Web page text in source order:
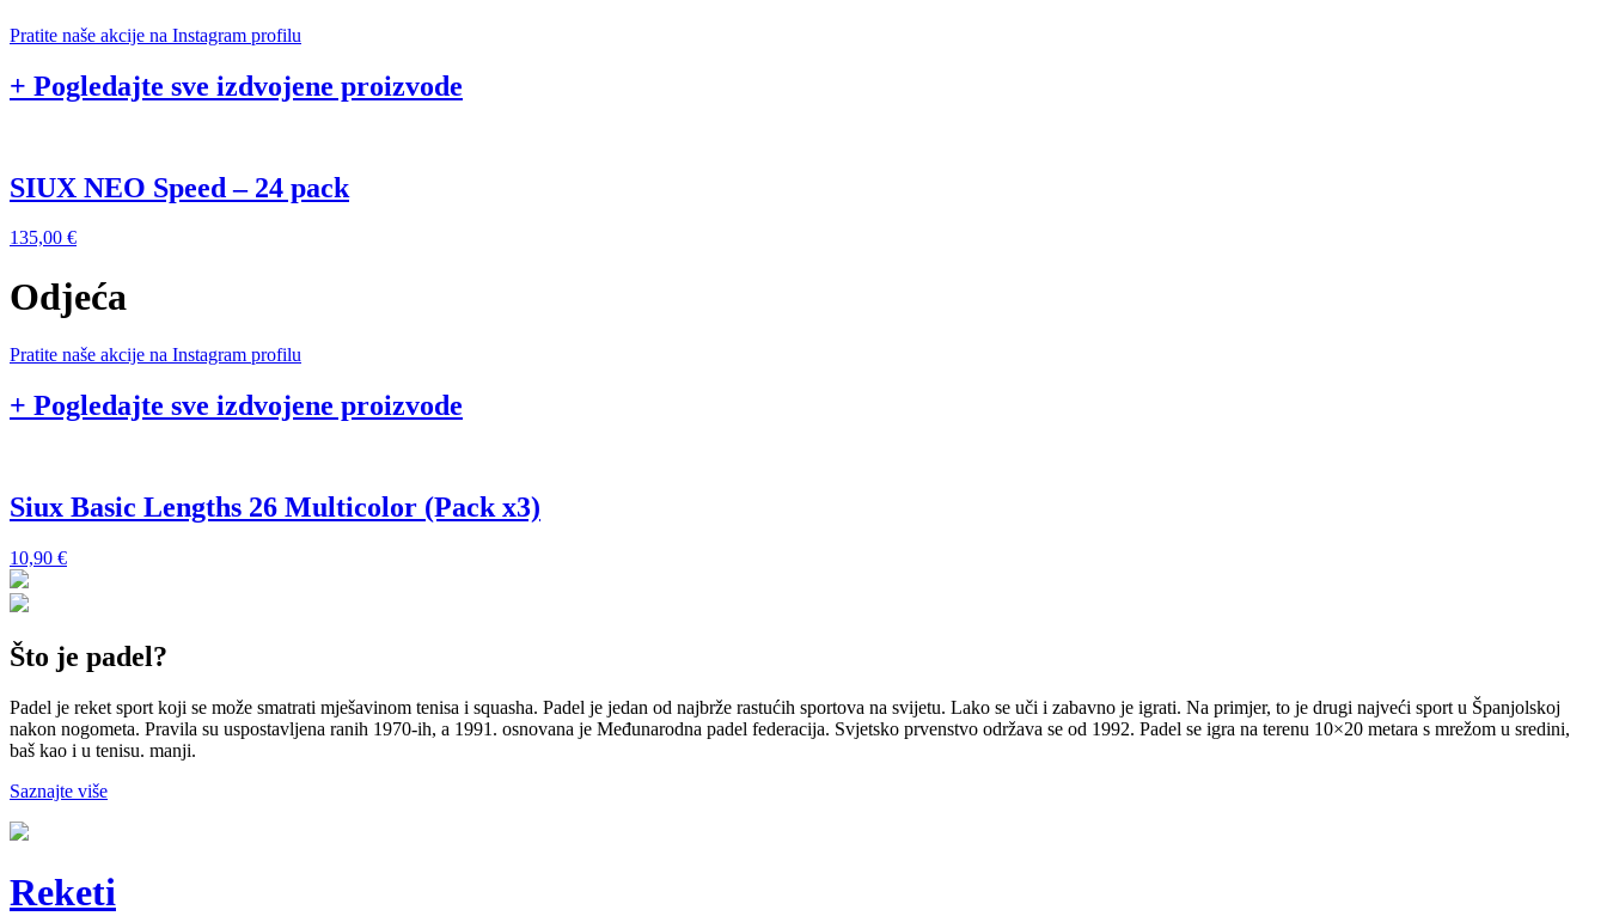
Pratite naše akcije na Instagram profilu
+ Pogledajte sve izdvojene proizvode
SIUX NEO Speed – 24 pack
135,00 €
Odjeća
Pratite naše akcije na Instagram profilu
+ Pogledajte sve izdvojene proizvode
Siux Basic Lengths 26 Multicolor (Pack x3)
10,90 €
Što je padel?
Padel je reket sport koji se može smatrati mješavinom tenisa i squasha. Padel je jedan od najbrže rastućih sportova na svijetu. Lako se uči i zabavno je igrati. Na primjer, to je drugi najveći sport u Španjolskoj
nakon nogometa. Pravila su uspostavljena ranih 1970-ih, a 1991. osnovana je Međunarodna padel federacija. Svjetsko prvenstvo održava se od 1992. Padel se igra na terenu 10×20 metara s mrežom u sredini,
baš kao i u tenisu. manji.
Saznajte više
Reketi